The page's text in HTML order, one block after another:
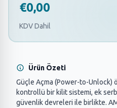
€0,00
KDV Dahil
Ürün Özeti
Güçle Açma (Power-to-Unlock)
kontrollü bir kilit sistemi, ek
güvenlik devreleri ile birlikte.